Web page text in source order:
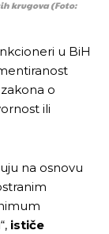
krugova(Foto:
u BiH
o
ili
na osnovu
ističe